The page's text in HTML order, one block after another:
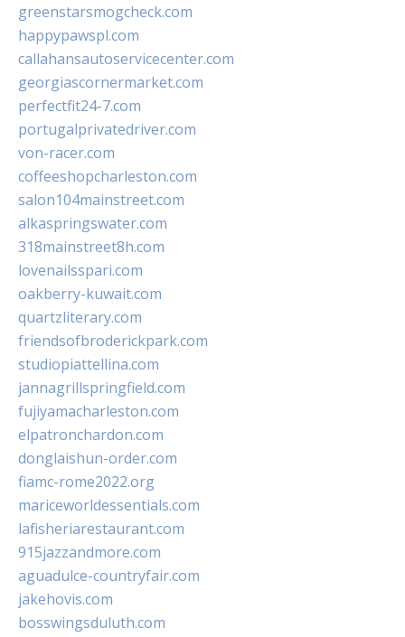
greenstarsmogcheck.com
happypawspl.com
callahansautoservicecenter.com
georgiascornermarket.com
perfectfit24-7.com
portugalprivatedriver.com
von-racer.com
coffeeshopcharleston.com
salon104mainstreet.com
alkaspringswater.com
318mainstreet8h.com
lovenailsspari.com
oakberry-kuwait.com
quartzliterary.com
friendsofbroderickpark.com
studiopiattellina.com
jannagrillspringfield.com
fujiyamacharleston.com
elpatronchardon.com
donglaishun-order.com
fiamc-rome2022.org
mariceworldessentials.com
lafisheriarestaurant.com
915jazzandmore.com
aguadulce-countryfair.com
jakehovis.com
bosswingsduluth.com